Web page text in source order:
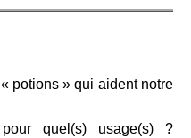
potions » qui aident notre
quel(s) usage(s) ?